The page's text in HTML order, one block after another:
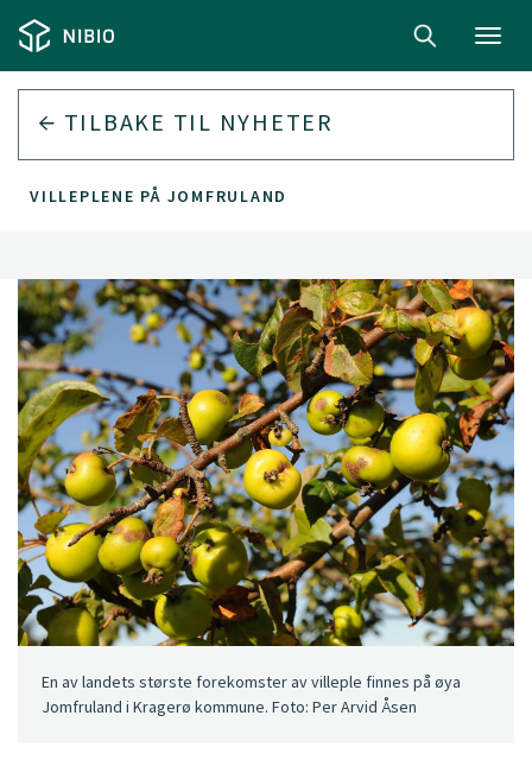
TILBAKE TIL NYHETER
VILLEPLENE PÅ JOMFRULAND
En av landets største forekomster av villeple finnes på øya
Jomfruland i Kragerø kommune. Foto: Per Arvid Åsen